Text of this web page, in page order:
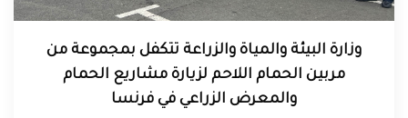
وزارة البيئة والمياة والزراعة تتكفل بمجموعة من
مربين الحمام اللاحم لزيارة مشاريع الحمام
والمعرض الزراعي في فرنسا